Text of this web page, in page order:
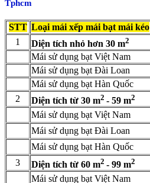
Tphcm
STT Loại mái xếp mái bạt mái kéo
1
Diện tích nhỏ hơn 30 m2
Mái sử dụng bạt Việt Nam
Mái sử dụng bạt Đài Loan
Mái sử dụng bạt Hàn Quốc
2
Diện tích từ 30 m2 - 59 m2
Mái sử dụng bạt Việt Nam
Mái sử dụng bạt Đài Loan
Mái sử dụng bạt Hàn Quốc
3 Diện tích từ 60 m2 - 99 m2
Mái sử dụng bạt Việt Nam